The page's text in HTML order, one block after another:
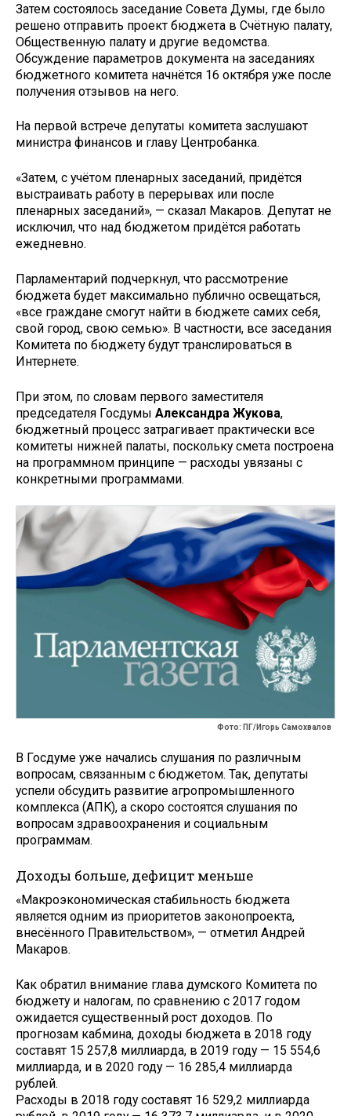
Затем состоялось заседание Совета Думы, где было
решено отправить проект бюджета в Счётную палату,
Общественную палату и другие ведомства.
Обсуждение параметров документа на заседаниях
бюджетного комитета начнётся 16 октября уже после
получения отзывов на него.
На первой встрече депутаты комитета заслушают
министра финансов и главу Центробанка.
«Затем, с учётом пленарных заседаний, придётся
выстраивать работу в перерывах или после
пленарных заседаний», — сказал Макаров. Депутат не
исключил, что над бюджетом придётся работать
ежедневно.
Парламентарий подчеркнул, что рассмотрение
бюджета будет максимально публично освещаться,
«все граждане смогут найти в бюджете самих себя,
свой город, свою семью». В частности, все заседания
Комитета по бюджету будут транслироваться в
Интернете.
При этом, по словам первого заместителя
председателя Госдумы Александра Жукова,
бюджетный процесс затрагивает практически все
комитеты нижней палаты, поскольку смета построена
на программном принципе — расходы увязаны с
конкретными программами.
Фото: ПГ/Игорь Самохвалов
В Госдуме уже начались слушания по различным
вопросам, связанным с бюджетом. Так, депутаты
успели обсудить развитие агропромышленного
комплекса (АПК), а скоро состоятся слушания по
вопросам здравоохранения и социальным
программам.
Доходы больше, дефицит меньше
«Макроэкономическая стабильность бюджета
является одним из приоритетов законопроекта,
внесённого Правительством», — отметил Андрей
Макаров.
Как обратил внимание глава думского Комитета по
бюджету и налогам, по сравнению с 2017 годом
ожидается существенный рост доходов. По
прогнозам кабмина, доходы бюджета в 2018 году
составят 15 257,8 миллиарда, в 2019 году — 15 554,6
миллиарда, и в 2020 году — 16 285,4 миллиарда
рублей.
Расходы в 2018 году составят 16 529,2 миллиарда